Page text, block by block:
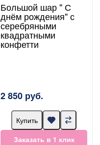
Большой шар " С
днём рождения" с
серебряными
квадратными
конфетти
2 850 руб.
Купить
Заказать в 1 клик